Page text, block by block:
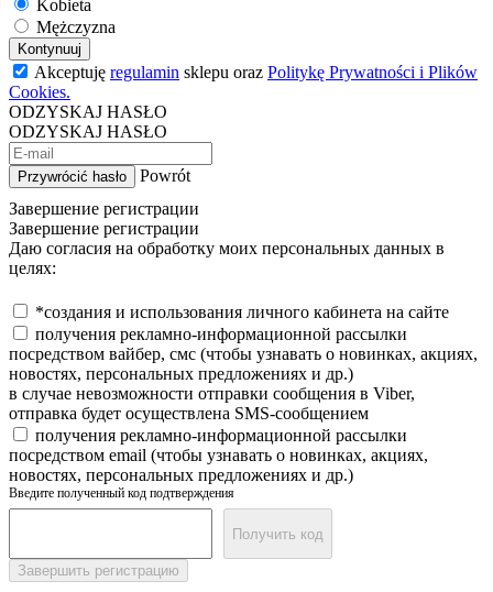
Kobieta
Mężczyzna
Kontynuuj
Akceptuję regulamin sklepu oraz Politykę Prywatności i Plików
Cookies.
ODZYSKAJ HASŁO
ODZYSKAJ HASŁO
Przywrócić hasło
Powrót
Завершение регистрации
Завершение регистрации
Даю согласия на обработку моих персональных данных в
целях:
*создания и использования личного кабинета на сайте
получения рекламно-информационной рассылки
посредством вайбер, смс (чтобы узнавать о новинках, акциях,
новостях, персональных предложениях и др.)
в случае невозможности отправки сообщения в Viber,
отправка будет осуществлена SMS-сообщением
получения рекламно-информационной рассылки
посредством email (чтобы узнавать о новинках, акциях,
новостях, персональных предложениях и др.)
Введите полученный код подтверждения
Получить код
Завершить регистрацию